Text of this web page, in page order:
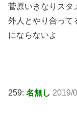
菅原いきなりスタ
外人とやり合って
にならないよ
259: 名無し 2019/